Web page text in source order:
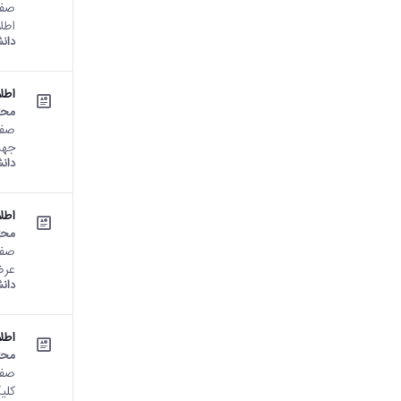
اطلاعیه
اطلاعیه